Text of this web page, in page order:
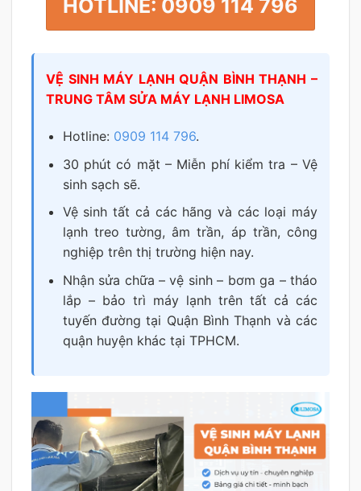
HOTLINE: 0909 114 796
VỆ SINH MÁY LẠNH QUẬN BÌNH THẠNH –
TRUNG TÂM SỬA MÁY LẠNH LIMOSA
Hotline: 0909 114 796.
30 phút có mặt – Miễn phí kiểm tra – Vệ
sinh sạch sẽ.
Vệ sinh tất cả các hãng và các loại máy
lạnh treo tường, âm trần, áp trần, công
nghiệp trên thị trường hiện nay.
Nhận sửa chữa – vệ sinh – bơm ga – tháo
lắp – bảo trì máy lạnh trên tất cả các
tuyến đường tại Quận Bình Thạnh và các
quận huyện khác tại TPHCM.